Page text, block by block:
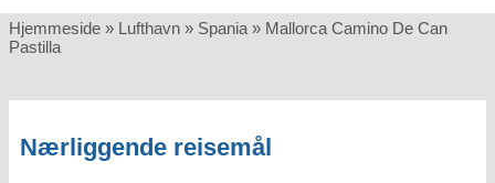
Hjemmeside » Lufthavn » Spania » Mallorca Camino De Can
Pastilla
Nærliggende reisemål